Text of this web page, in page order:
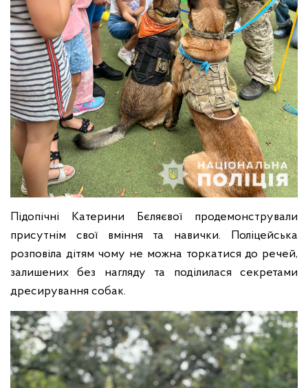
Підопічні Катерини Бєляєвої продемонстрували
присутнім свої вміння та навички. Поліцейська
розповіла дітям чому не можна торкатися до речей,
залишених без нагляду та поділилася секретами
дресирування собак.